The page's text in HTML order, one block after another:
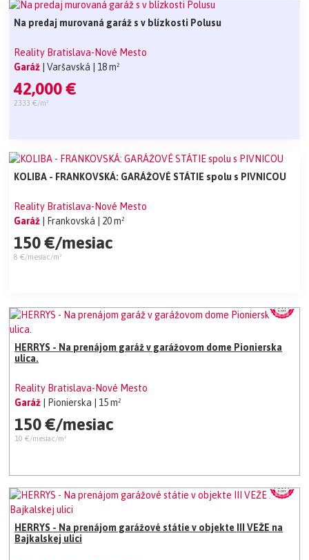
Na predaj murovaná garáž s v blízkosti Polusu
Reality Bratislava-Nové Mesto
Garáž
| Varšavská | 18 m²
42,000 €
2333 €/m²
KOLIBA - FRANKOVSKÁ: GARÁŽOVÉ STÁTIE spolu s PIVNICOU
Reality Bratislava-Nové Mesto
Garáž
| Frankovská | 20 m²
150 €/mesiac
8 €/mesiac/m²
HERRYS - Na prenájom garáž v garážovom dome Pionierska
ulica.
Reality Bratislava-Nové Mesto
Garáž
| Pionierska | 15 m²
150 €/mesiac
10 €/mesiac/m²
HERRYS - Na prenájom garážové státie v objekte III VEŽE na
Bajkalskej ulici